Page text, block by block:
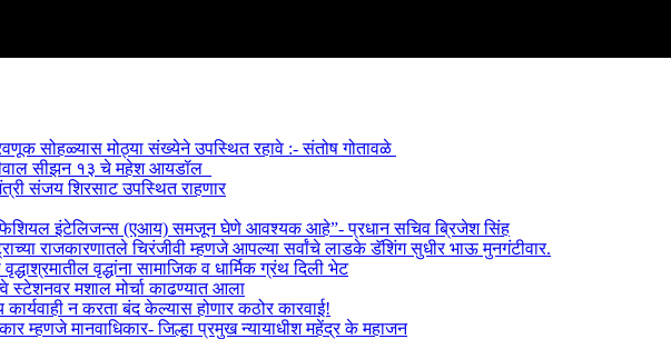
सोहळ्यास मोठ्या संख्येने उपस्थित रहावे :- संतोष गोतावळे
सीझन १३ चे महेश आयडॉल
संजय शिरसाट उपस्थित राहणार
इंटेलिजन्स (एआय) समजून घेणे आवश्यक आहे”- प्रधान सचिव ब्रिजेश सिंह
राजकारणातले चिरंजीवी म्हणजे आपल्या सर्वांचे लाडके डॅशिंग सुधीर भाऊ मुनगंटीवार.
वृद्धांना सामाजिक व धार्मिक ग्रंथ दिली भेट
स्टेशनवर मशाल मोर्चा काढण्यात आला
कार्यवाही न करता बंद केल्यास होणार कठोर कारवाई!
म्हणजे मानवाधिकार- जिल्हा प्रमुख न्यायाधीश महेंद्र के महाजन